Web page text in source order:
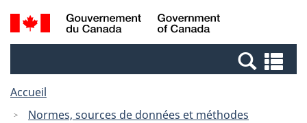
Passer
au
Passer
à
Canada
Recherche
et
et
Accueil
Normes, sources de données et méthodes